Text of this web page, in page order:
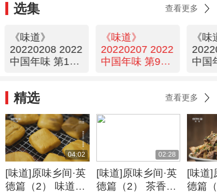
选集 查看更多
《味道》
20220208 2022
中国年味 第10
《味道》
20220207 2022
中国年味 第9集
《
中国
精选 查看更多
04:02
[味道]原味乡间·英
德篇（2） 味道调
02:28
[味道]原味乡间·英
德篇（2） 茶香鸡
[味道]
德篇